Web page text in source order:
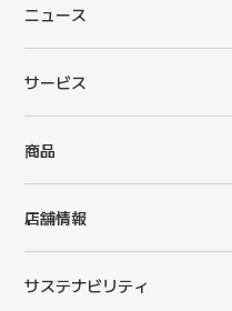
ニュース
サービス
商品
店舗情報
サステナビリティ